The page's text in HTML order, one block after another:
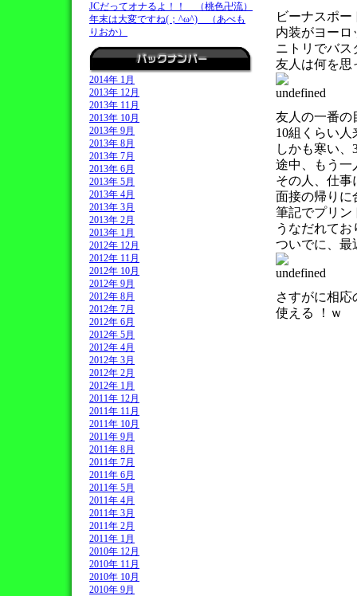
JCだってオナるよ！！ （桃色卍流）
年末は大変ですね(；^ω^) （あべも
りおか）
2014年 1月
2013年 12月
2013年 11月
2013年 10月
2013年 9月
2013年 8月
2013年 7月
2013年 6月
2013年 5月
2013年 4月
2013年 3月
2013年 2月
2013年 1月
2012年 12月
2012年 11月
2012年 10月
2012年 9月
2012年 8月
2012年 7月
2012年 6月
2012年 5月
2012年 4月
2012年 3月
2012年 2月
2012年 1月
2011年 12月
2011年 11月
2011年 10月
2011年 9月
2011年 8月
2011年 7月
2011年 6月
2011年 5月
2011年 4月
2011年 3月
2011年 2月
2011年 1月
2010年 12月
2010年 11月
2010年 10月
2010年 9月
ビーナスポー
内装がヨーロ
ニトリでバス
友人は何を思
友人の一番
10組くらい
しかも寒い、
途中、もう一
その人、仕事
面接の帰りに
筆記でプリン
うなだれて
ついでに、最
さすがに相応
使える ！ｗ